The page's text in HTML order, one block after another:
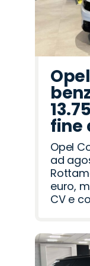
fine
Opel
ad
euro,
CV e